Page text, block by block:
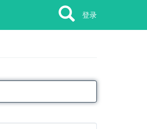
登录
Search
Search